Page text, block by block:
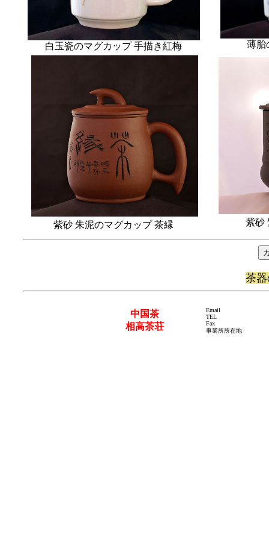
白玉瓷のマグカップ 手描き紅梅 薄胎
紫砂 朱泥のマグカップ 茶縁 紫砂
茶
中国茶
相高茶荘
Email
TEL
Fax
事業所所在地